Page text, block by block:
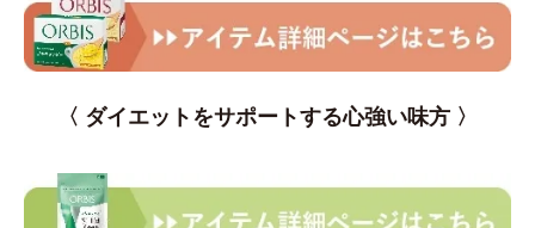
〈 ダイエットをサポートする心強い味方 〉